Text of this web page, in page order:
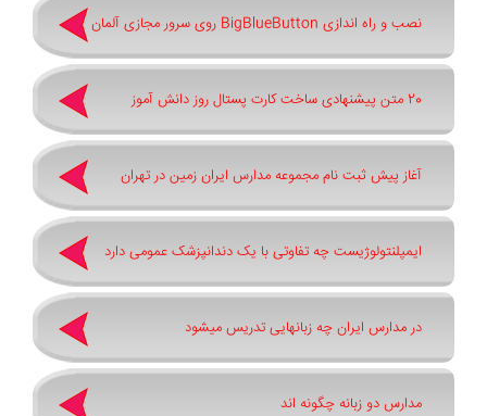
نصب و راه اندازی BigBlueButton روی سرور مجازی آلمان
20 متن پیشنهادی ساخت کارت پستال روز دانش آموز
آغاز پیش ثبت‌ نام مجموعه مدارس ایران زمین در تهران
ایمپلنتولوژیست چه تفاوتی با یک دندانپزشک عمومی دارد
در مدارس ایران چه زبانهایی تدریس میشود
مدارس دو زبانه چگونه اند